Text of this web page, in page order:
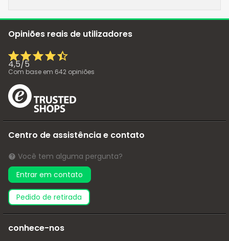
Opiniões reais de utilizadores
4,5/5
Com base em 642 opiniões
Centro de assistência e contato
Você tem alguma pergunta?
Entrar em contato
pedido de retirada
conhece-nos